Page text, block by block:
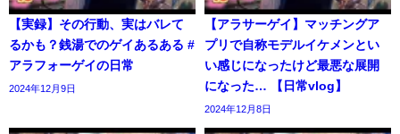
【実録】その行動、実はバレて
るかも？銭湯でのゲイあるある #
アラフォーゲイの日常
2024年12月9日
【アラサーゲイ】マッチングア
プリで自称モデルイケメンとい
い感じになったけど最悪な展開
になった… 【日常vlog】
2024年12月8日